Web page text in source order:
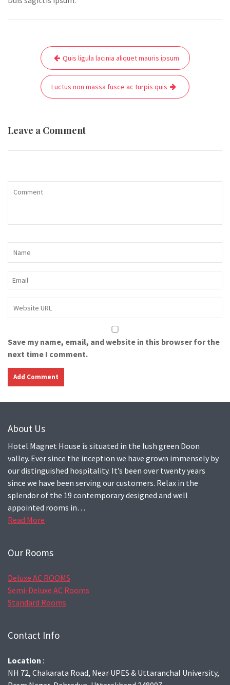
navigation
Quis ligula lacinia aliquet mauris ipsum
Luctus non massa fusce ac turpis quis
Leave a Comment
Save my name, email, and website in this browser for the
next time I comment.
About Us
Hotel Magnet House is situated in the lush green Doon
valley. Ever since the inception we have grown immensely by
our distinguished hospitality. It’s been over twenty years
since we have been serving our customers. Relax in the
splendor of the 19 contemporary designed and well
appointed rooms in…
Read More
Our Rooms
Deluxe AC ROOMS
Semi-Deluxe AC Rooms
Standard Rooms
Contact Info
Location :
NH 72, Chakarata Road, Near UPES & Uttaranchal University,